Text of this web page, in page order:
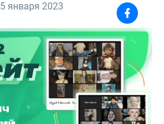
5 января 2023